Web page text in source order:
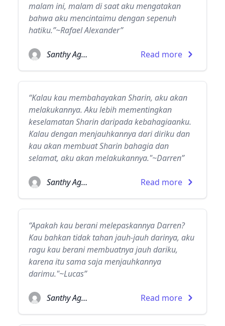
malam ini, malam di saat aku mengatakan
bahwa aku mencintaimu dengan sepenuh
hatiku.”~Rafael Alexander”
Santhy Agatha Read more
“Kalau kau membahayakan Sharin, aku akan
melakukannya. Aku lebih mementingkan
keselamatan Sharin daripada kebahagiaanku.
Kalau dengan menjauhkannya dari diriku dan
kau akan membuat Sharin bahagia dan
selamat, aku akan melakukannya."~Darren”
Santhy Agatha Read more
“Apakah kau berani melepaskannya Darren?
Kau bahkan tidak tahan jauh-jauh darinya, aku
ragu kau berani membuatnya jauh dariku,
karena itu sama saja menjauhkannya
darimu."~Lucas”
Santhy Agatha Read more